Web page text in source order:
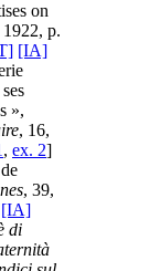
on
p.
[IA]
»,
, 16,
, ex. 2]
, 39,
[IA]
di